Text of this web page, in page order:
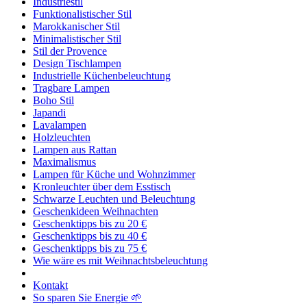
Funktionalistischer Stil
Marokkanischer Stil
Minimalistischer Stil
Stil der Provence
Design Tischlampen
Industrielle Küchenbeleuchtung
Tragbare Lampen
Boho Stil
Japandi
Lavalampen
Holzleuchten
Lampen aus Rattan
Maximalismus
Lampen für Küche und Wohnzimmer
Kronleuchter über dem Esstisch
Schwarze Leuchten und Beleuchtung
Geschenkideen Weihnachten
Geschenktipps bis zu 20 €
Geschenktipps bis zu 40 €
Geschenktipps bis zu 75 €
Wie wäre es mit Weihnachtsbeleuchtung
Kontakt
So sparen Sie Energie 🌱